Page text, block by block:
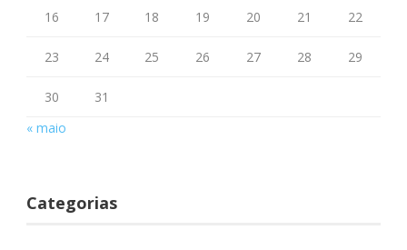
16 17 18 19 20 21 22
23 24 25 26 27 28 29
30
31
« maio
Categorias